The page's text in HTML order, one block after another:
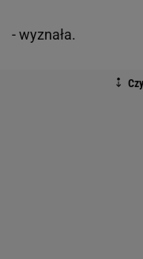
- wyznała.